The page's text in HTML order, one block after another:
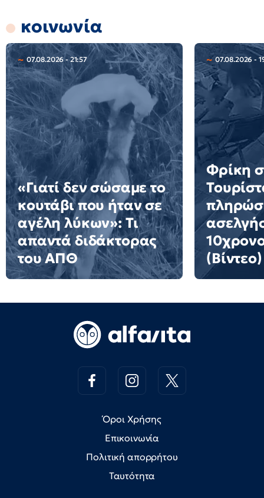
κοινωνία
07.08.2026 - 21:57
«Γιατί δεν σώσαμε το
κουτάβι που ήταν σε
αγέλη λύκων»: Τι
απαντά διδάκτορας
του ΑΠΘ
07.08.2026 -
Φρίκη
(Βίντεο)
Όροι Χρήσης
Επικοινωνία
Πολιτική απορρήτου
Ταυτότητα